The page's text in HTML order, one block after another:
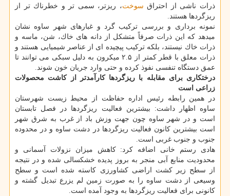
ذرات ناشی از احتراق سوخت، ریزتر، سمی تر و خطرناك تر از
ریزگردها هستند.
نمونه برداری و بررسی تركیب گرد و غبارهای شهر ساوه نشان
میدهد كه این ذرات صرفاً متشكل از دانه های خاك، شن، ماسه و
ذرات خاك نیستند، بلكه تركیب پیچیده ای از عناصر شیمیایی هستند و
ذرات معلق با قطر كمتر از ۲.۵ میكرون به دلیل سبكی می توانند تا
عمق دستگاه تنفسی نفوذ كرده و حتی وارد جریان خون شوند.
درختكاری برای مقابله با ریزگردها كارآمدتر از كاشت محصولات
زراعی است
در همین رابطه رئیس اداره حفاظت از محیط زیست شهرستان
ساوه اظهار داشت: بیشترین فعالیت ریزگردها در فصل تابستان
است و در شهر ساوه چون جهت وزش باد از غرب به شرق شهر
است بیشترین كانون فعالیت ریزگردها در دشت ساوه و در محدوده
جنوب و جنوب غربی است.
هادی رستم خانی اضافه كرد: كاهش میزان نزولات آسمانی و
محدودیت منابع آبی منجر به بروز پدیده خشكسالی شده و در نتیجه
از سطح زیر كشت اراضی كشاورزی كاسته شده است و سطح
وسیعی از دشت ساوه را به صورت زمین لم یزرع تبدیل گشته و
كانونی برای فعالیت ریزگردها به وجود آمده است.